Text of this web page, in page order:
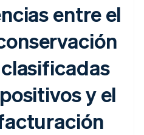
entre el
y el